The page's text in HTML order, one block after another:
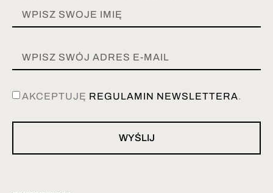
AKCEPTUJĘ REGULAMIN NEWSLETTERA.
WYŚLIJ